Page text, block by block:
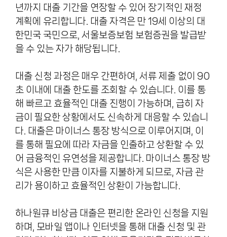
년까지 대출 기간을 연장할 수 있어 장기적인 재정
계획에 유리합니다. 대출 자격은 만 19세 이상의 대
한민국 국민으로, 서울보증보험 보험증권을 발급받
을 수 있는 자가 해당됩니다.
대출 신청 과정은 매우 간편하여, 서류 제출 없이 90
초 이내에 대출 한도를 조회할 수 있습니다. 이를 통
해 빠르고 효율적인 대출 진행이 가능하며, 급히 자
금이 필요한 상황에서도 신속하게 대응할 수 있습니
다. 대출은 마이너스 통장 방식으로 이루어지며, 이
를 통해 필요에 따라 자금을 인출하고 상환할 수 있
어 금융적인 유연성을 제공합니다. 마이너스 통장 방
식은 사용한 만큼 이자를 지불하게 되므로, 자금 관
리가 용이하고 효율적인 상환이 가능합니다.
하나원큐 비상금 대출은 편리한 온라인 신청을 지원
하며, 모바일 앱이나 인터넷을 통해 대출 신청 및 관